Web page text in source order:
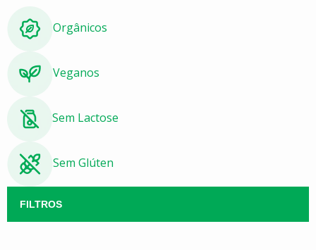
Orgânicos
Veganos
Sem Lactose
Sem Glúten